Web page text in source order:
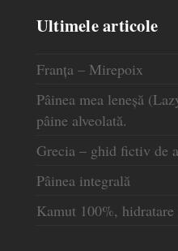
Ultimele articole
Franța – Mirepoix
Pâinea mea leneșă
pâine alveolată.
Grecia – ghid fictiv de
Pâinea integrală
Kamut 100%, hidratare